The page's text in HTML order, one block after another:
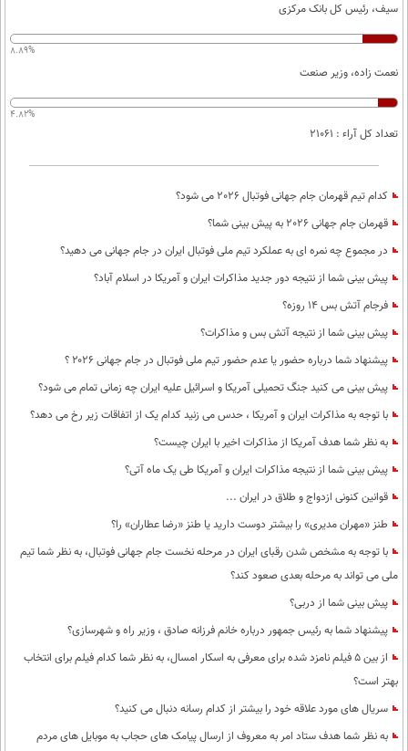
محیط زیست
سفر و تفریح
اخبار کریپتو
باشگاه مغز
فیلم
اقتصاد
سیاست
گوناگون
حوادث
سیاست خارجی
عصر ایران 2
داستان کوتاه
پیامک
آشپزی
دانلود
سیف، رئیس کل بانک مرکزی
8.89%
نعمت زاده، وزیر صنعت
4.82%
تعداد کل آراء : 21061
کدام تیم قهرمان جام جهانی فوتبال 2026 می شود؟
قهرمان جام جهانی 2026 به پیش بینی شما؟
در مجموع چه نمره ای به عملکرد تیم ملی فوتبال ایران در جام جهانی می دهید؟
پیش بینی شما از نتیجه دور جدید مذاکرات ایران و آمریکا در اسلام آباد؟
فرجام آتش بس 14 روزه؟
پیش بینی شما از نتیجه آتش بس و مذاکرات؟
پیشنهاد شما درباره حضور یا عدم حضور تیم ملی فوتبال در جام جهانی ۲۰۲۶ ؟
پیش بینی می کنید جنگ تحمیلی آمریکا و اسرائیل علیه ایران چه زمانی تمام می شود؟
با توجه به مذاکرات ایران و آمریکا ، حدس می زنید کدام یک از اتفاقات زیر رخ می دهد؟
به نظر شما هدف آمریکا از مذاکرات اخیر با ایران چیست؟
پیش بینی شما از نتیجه مذاکرات ایران و آمریکا طی یک ماه آتی؟
قوانین کنونی ازدواج و طلاق در ایران ...
طنز «مهران مدیری» را بیشتر دوست دارید یا طنز «رضا عطاران» را؟
با توجه به مشخص شدن رقبای ایران در مرحله نخست جام جهانی فوتبال، به نظر شما تیم
ملی می تواند به مرحله بعدی صعود کند؟
پیش بینی شما از دربی؟
پیشنهاد شما به رئیس جمهور درباره خانم فرزانه صادق ، وزیر راه و شهرسازی؟
از بین 5 فیلم نامزد شده برای معرفی به اسکار امسال، به نظر شما کدام فیلم برای انتخاب
بهتر است؟
سریال های مورد علاقه خود را بیشتر از کدام رسانه دنبال می کنید؟
به نظر شما هدف ستاد امر به معروف از ارسال پیامک های حجاب به موبایل های مردم